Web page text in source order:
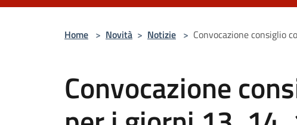
Home > Novità > Notizie > Convocazione consiglio
Convocazione